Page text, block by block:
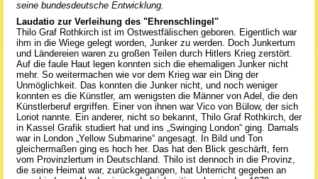
seine bundesdeutsche Entwicklung.
Laudatio zur Verleihung des "Ehrenschlingel"
Thilo Graf Rothkirch ist im Ostwestfälischen geboren. Eigentlich war
ihm in die Wiege gelegt worden, Junker zu werden. Doch Junkertum
und Ländereien waren zu großen Teilen durch Hitlers Krieg zerstört.
Auf die faule Haut legen konnten sich die ehemaligen Junker nicht
mehr. So weitermachen wie vor dem Krieg war ein Ding der
Unmöglichkeit. Das konnten die Junker nicht, und noch weniger
konnten es die Künstler, am wenigsten die Männer von Adel, die den
Künstlerberuf ergriffen. Einer von ihnen war Vico von Bülow, der sich
Loriot nannte. Ein anderer, nicht so bekannt, Thilo Graf Rothkirch, der
in Kassel Grafik studiert hat und ins „Swinging London“ ging. Damals
war in London „Yellow Submarine“ angesagt. In Bild und Ton
gleichermaßen ging es hoch her. Das hat den Blick geschärft, fern
vom Provinzlertum in Deutschland. Thilo ist dennoch in die Provinz,
die seine Heimat war, zurückgegangen, hat Unterricht gegeben an